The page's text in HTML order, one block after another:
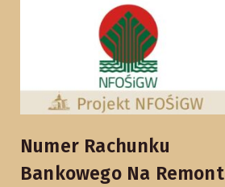
Numer Rachunku
Bankowego Na Remont